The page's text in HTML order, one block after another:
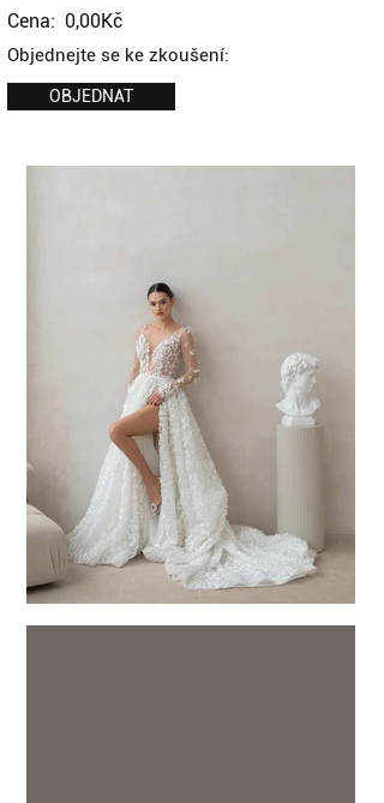
Cena: 0,00Kč
Objednejte se ke zkoušení:
OBJEDNAT